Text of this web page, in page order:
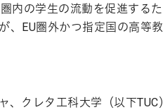
圏内の学生の流動を促進す
、EU圏外かつ指定国の高等
、クレタ工科大学（以下